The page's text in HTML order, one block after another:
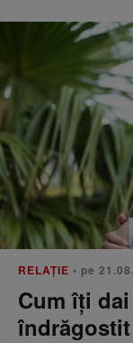
RELAŢIE • pe
Cum îți